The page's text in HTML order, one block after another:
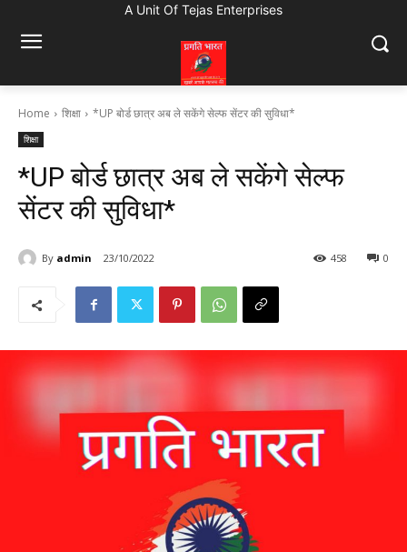
A Unit Of Tejas Enterprises
Home शिक्षा *UP बोर्ड छात्र अब ले सकेंगे सेल्फ सेंटर की सुविधा*
शिक्षा
*UP बोर्ड छात्र अब ले सकेंगे सेल्फ
सेंटर की सुविधा*
By admin 23/10/2022 0
458